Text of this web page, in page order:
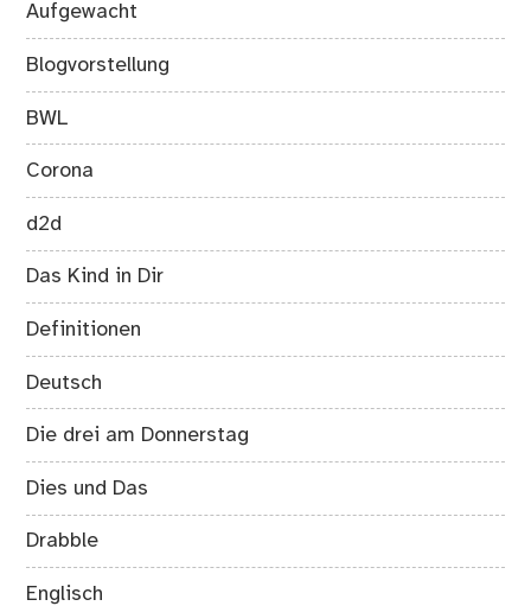
Aufgewacht
Blogvorstellung
BWL
Corona
d2d
Das Kind in Dir
Definitionen
Deutsch
Die drei am Donnerstag
Dies und Das
Drabble
Englisch